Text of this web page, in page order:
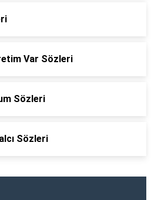
Var Sözleri
Sözleri
Sözleri